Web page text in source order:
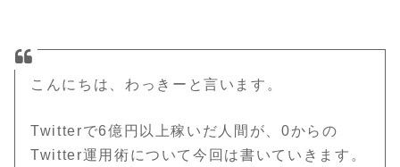
こんにちは、わっきーと言います。
Twitterで6億円以上稼いだ人間が、0からの
Twitter運用術について今回は書いていきます。